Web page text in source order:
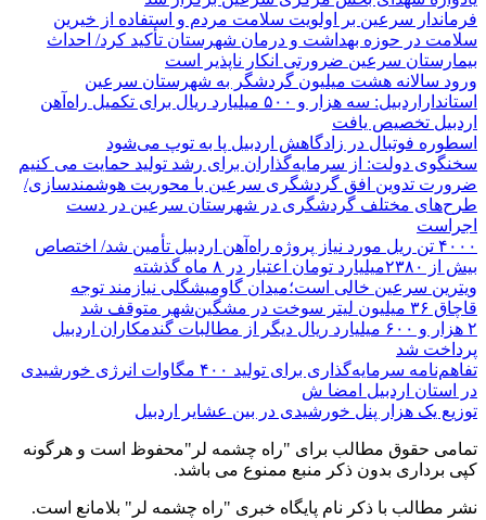
فرماندار سرعین بر اولویت سلامت مردم و استفاده از خیرین
سلامت در حوزه بهداشت و درمان شهرستان تأکید کرد/ احداث
بیمارستان سرعین ضرورتی انکار ناپذیر است
ورود سالانه هشت میلیون گردشگر به شهرستان سرعین
استانداراردبیل: سه هزار و ۵۰۰ میلیارد ریال برای تکمیل راه‌آهن
اردبیل تخصیص یافت
اسطوره فوتبال در زادگاهش اردبیل پا به توپ می‌شود
سخنگوی دولت: از سرمایه‌گذاران برای رشد تولید حمایت می کنیم
ضرورت تدوین افق گردشگری سرعین با محوریت هوشمندسازی/
طرح‌های مختلف گردشگری در شهرستان سرعین در دست
اجراست
۴۰۰۰ تن ریل مورد نیاز پروژه راه‌آهن اردبیل تأمین شد/ اختصاص
بیش از ۲۳۸۰میلیارد تومان اعتبار در ۸ ماه گذشته
ویترین سرعین خالی است؛میدان گاومیشگلی نیازمند توجه
قاچاق ۳۶ میلیون لیتر سوخت در مشگین‌شهر متوقف شد
۲ هزار و ۶۰۰‌ میلیارد ریال دیگر از مطالبات گندمکاران اردبیل
پرداخت شد
تفاهم‌نامه سرمایه‌گذاری برای تولید ۴۰۰ مگاوات انرژی خورشیدی
در استان اردبیل امضا ش
توزیع یک هزار پنل خورشیدی در بین عشایر اردبیل
تمامی حقوق مطالب برای "راه چشمه لر"محفوظ است و هرگونه
کپی برداری بدون ذکر منبع ممنوع می باشد.
نشر مطالب با ذکر نام پایگاه خبری "راه چشمه لر" بلامانع است.